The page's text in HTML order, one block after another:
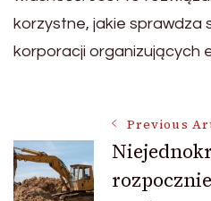
korzystne, jakie sprawdza
korporacji organizujących
Post
Previous